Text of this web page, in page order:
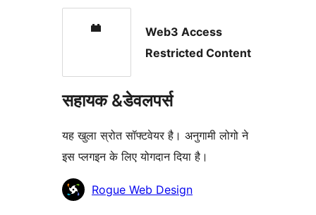
Web3 Access
Restricted Content
सहायक &डेवलपर्स
यह खुला स्रोत सॉफ्टवेयर है। अनुगामी लोगो ने
इस प्लगइन के लिए योगदान दिया है।
योगदानकर्ताRogue Web Design